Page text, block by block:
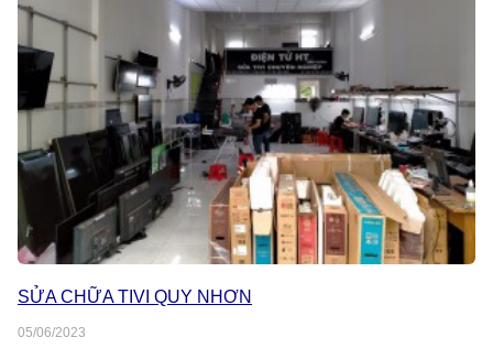
SỬA CHỮA TIVI QUY NHƠN
05/06/2023